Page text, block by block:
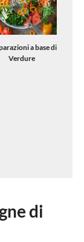
a base di
Verdure
di